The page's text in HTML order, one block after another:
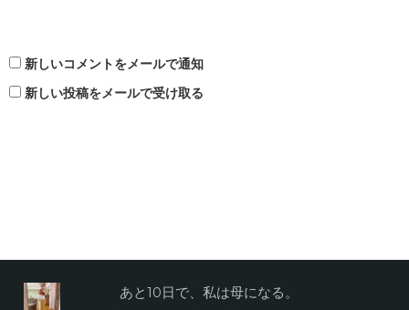
新しいコメントをメールで通知
新しい投稿をメールで受け取る
あと10日で、私は母になる。